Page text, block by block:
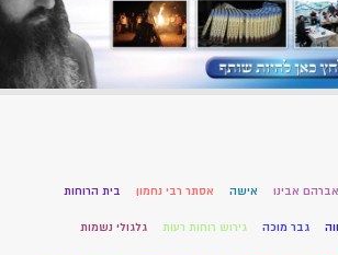
אברהם אבינו אישה אסתר רבי נחמון בית הרוחות
גבר מוכה גירוש רוחות רעות גלגולי נשמות